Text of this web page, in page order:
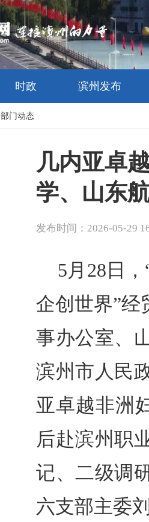
时政 滨州发布
部门动态
几内亚卓
学、山东
发布时间：2026-05-29
5月28日
企创世界”
事办公室、
滨州市人民
亚卓越非洲
后赴滨州职
记、二级调
六支部主委